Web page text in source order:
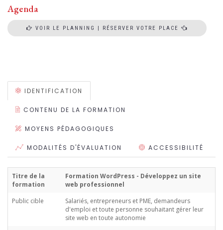
Agenda
VOIR LE PLANNING | RÉSERVER VOTRE PLACE
IDENTIFICATION
CONTENU DE LA FORMATION
MOYENS PÉDAGOGIQUES
MODALITÉS D'ÉVALUATION ACCESSIBILITÉ
Titre de la
formation
Formation WordPress - Développez un site
web professionnel
Public cible
Salariés, entrepreneurs et PME, demandeurs
d'emploi et toute personne souhaitant gérer leur
site web en toute autonomie